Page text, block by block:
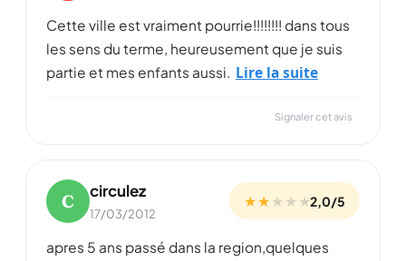
Cette ville est vraiment pourrie!!!!!!!! dans tous
les sens du terme, heureusement que je suis
partie et mes enfants aussi. Lire la suite
Signaler cet avis
C circulez
17/03/2012
★ ★★ ★ ★2,0/5
apres 5 ans passé dans la region,quelques